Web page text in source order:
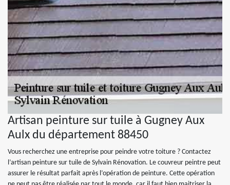
Artisan peinture sur tuile à Gugney Aux
Aulx du département 88450
Vous recherchez une entreprise pour peindre votre toiture ? Contactez
l’artisan peinture sur tuile de Sylvain Rénovation. Le couvreur peintre peut
assurer le résultat parfait après l’opération de peinture. Cette opération